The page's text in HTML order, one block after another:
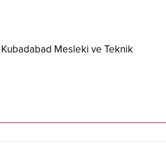
Mesleki ve Teknik